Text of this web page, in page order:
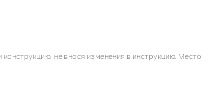
не внося изменения в инструкцию. Место